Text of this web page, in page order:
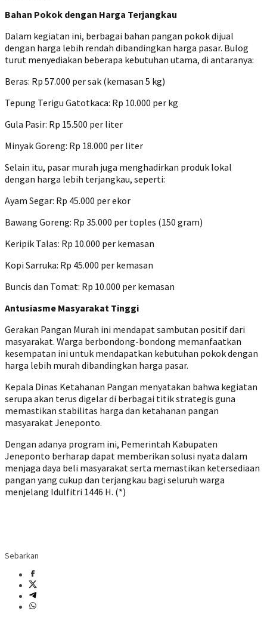
Bahan Pokok dengan Harga Terjangkau
Dalam kegiatan ini, berbagai bahan pangan pokok dijual
dengan harga lebih rendah dibandingkan harga pasar. Bulog
turut menyediakan beberapa kebutuhan utama, di antaranya:
Beras: Rp 57.000 per sak (kemasan 5 kg)
Tepung Terigu Gatotkaca: Rp 10.000 per kg
Gula Pasir: Rp 15.500 per liter
Minyak Goreng: Rp 18.000 per liter
Selain itu, pasar murah juga menghadirkan produk lokal
dengan harga lebih terjangkau, seperti:
Ayam Segar: Rp 45.000 per ekor
Bawang Goreng: Rp 35.000 per toples (150 gram)
Keripik Talas: Rp 10.000 per kemasan
Kopi Sarruka: Rp 45.000 per kemasan
Buncis dan Tomat: Rp 10.000 per kemasan
Antusiasme Masyarakat Tinggi
Gerakan Pangan Murah ini mendapat sambutan positif dari
masyarakat. Warga berbondong-bondong memanfaatkan
kesempatan ini untuk mendapatkan kebutuhan pokok dengan
harga lebih murah dibandingkan harga pasar.
Kepala Dinas Ketahanan Pangan menyatakan bahwa kegiatan
serupa akan terus digelar di berbagai titik strategis guna
memastikan stabilitas harga dan ketahanan pangan
masyarakat Jeneponto.
Dengan adanya program ini, Pemerintah Kabupaten
Jeneponto berharap dapat memberikan solusi nyata dalam
menjaga daya beli masyarakat serta memastikan ketersediaan
pangan yang cukup dan terjangkau bagi seluruh warga
menjelang Idulfitri 1446 H. (*)
Sebarkan